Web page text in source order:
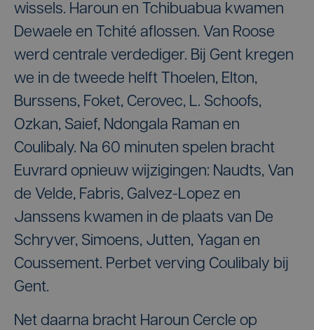
wissels. Haroun en Tchibuabua kwamen
Dewaele en Tchité aflossen. Van Roose
werd centrale verdediger. Bij Gent kregen
we in de tweede helft Thoelen, Elton,
Burssens, Foket, Cerovec, L. Schoofs,
Ozkan, Saief, Ndongala Raman en
Coulibaly. Na 60 minuten spelen bracht
Euvrard opnieuw wijzigingen: Naudts, Van
de Velde, Fabris, Galvez-Lopez en
Janssens kwamen in de plaats van De
Schryver, Simoens, Jutten, Yagan en
Coussement. Perbet verving Coulibaly bij
Gent.
Net daarna bracht Haroun Cercle op